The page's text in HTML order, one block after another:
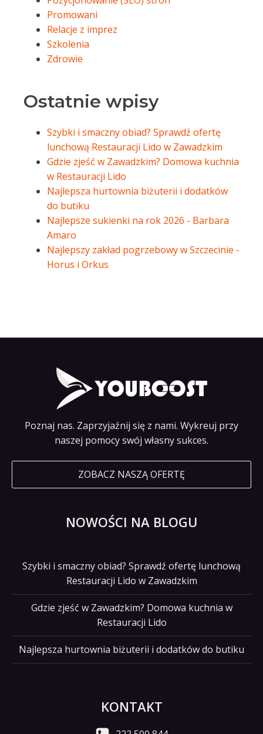
Promowani
Relacje z imprez
Szkolenia
Zdrowie
Ostatnie wpisy
Szybki i smaczny obiad? Sprawdź ofertę
lunchową Restauracji Lido w Zawadzkim
Gdzie zjeść w Zawadzkim? Domowa kuchnia
w Restauracji Lido
Najlepsza hurtownia biżuterii i dodatków
do butiku
Najlepsze sukienki na rok 2026 - Barbara
Amaro
Najlepszy zakład pogrzebowy w Szczecinie -
Horus i Orkus
Poznaj nas. Zaprzyjaźnij się z nami. Wykreuj przy
naszej pomocy swój własny sukces.
ZOBACZ NASZĄ OFERTĘ
NOWOŚCI NA BLOGU
Szybki i smaczny obiad? Sprawdź ofertę lunchową
Restauracji Lido w Zawadzkim
Gdzie zjeść w Zawadzkim? Domowa kuchnia w
Restauracji Lido
Najlepsza hurtownia biżuterii i dodatków do butiku
KONTAKT